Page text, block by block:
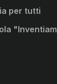
per tutti